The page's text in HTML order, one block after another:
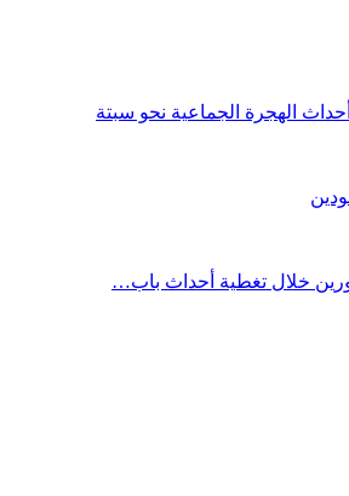
الهجرة الجماعية نحو سبتة
خلال تغطية أحداث باب…